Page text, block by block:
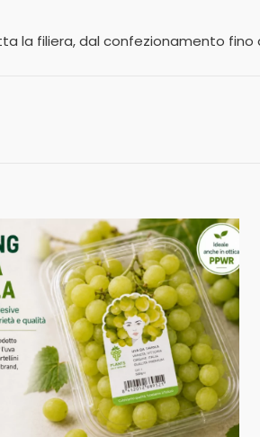
la filiera, dal confezionamento fino